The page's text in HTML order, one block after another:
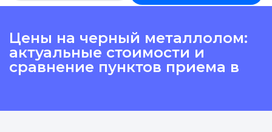
Цены на черный металлолом:
актуальные стоимости и
сравнение пунктов приема в